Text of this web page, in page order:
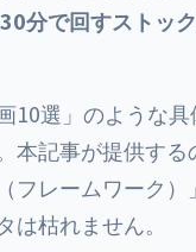
分で回すストッ
10選」のような
本記事が提供す
フレームワーク
枯れません。